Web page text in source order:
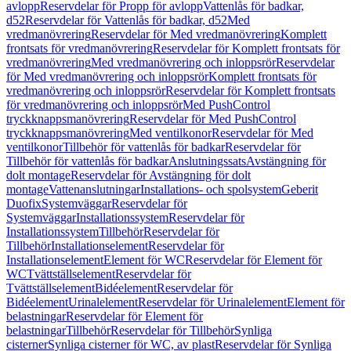
avloppReservdelar för Propp för avloppVattenlås för badkar,
d52Reservdelar för Vattenlås för badkar, d52Med
vredmanövreringReservdelar för Med vredmanövreringKomplett
frontsats för vredmanövreringReservdelar för Komplett frontsats för
vredmanövreringMed vredmanövrering och inloppsrörReservdelar
för Med vredmanövrering och inloppsrörKomplett frontsats för
vredmanövrering och inloppsrörReservdelar för Komplett frontsats
för vredmanövrering och inloppsrörMed PushControl
tryckknappsmanövreringReservdelar för Med PushControl
tryckknappsmanövreringMed ventilkonorReservdelar för Med
ventilkonorTillbehör för vattenlås för badkarReservdelar för
Tillbehör för vattenlås för badkarAnslutningssatsAvstängning för
dolt montageReservdelar för Avstängning för dolt
montageVattenanslutningarInstallations- och spolsystemGeberit
DuofixSystemväggarReservdelar för
SystemväggarInstallationssystemReservdelar för
InstallationssystemTillbehörReservdelar för
TillbehörInstallationselementReservdelar för
InstallationselementElement för WCReservdelar för Element för
WCTvättställselementReservdelar för
TvättställselementBidéelementReservdelar för
BidéelementUrinalelementReservdelar för UrinalelementElement för
belastningarReservdelar för Element för
belastningarTillbehörReservdelar för TillbehörSynliga
cisternerSynliga cisterner för WC, av plastReservdelar för Synliga